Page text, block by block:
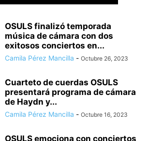
OSULS finalizó temporada
música de cámara con dos
exitosos conciertos en...
Camila Pérez Mancilla - Octubre 26, 2023
Cuarteto de cuerdas OSULS
presentará programa de cámara
de Haydn y...
Camila Pérez Mancilla - Octubre 16, 2023
OSULS emociona con conciertos